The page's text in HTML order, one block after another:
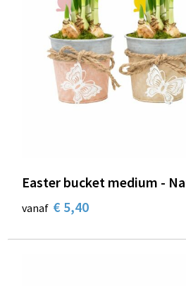
Easter bucket medium -
vanaf € 5,40